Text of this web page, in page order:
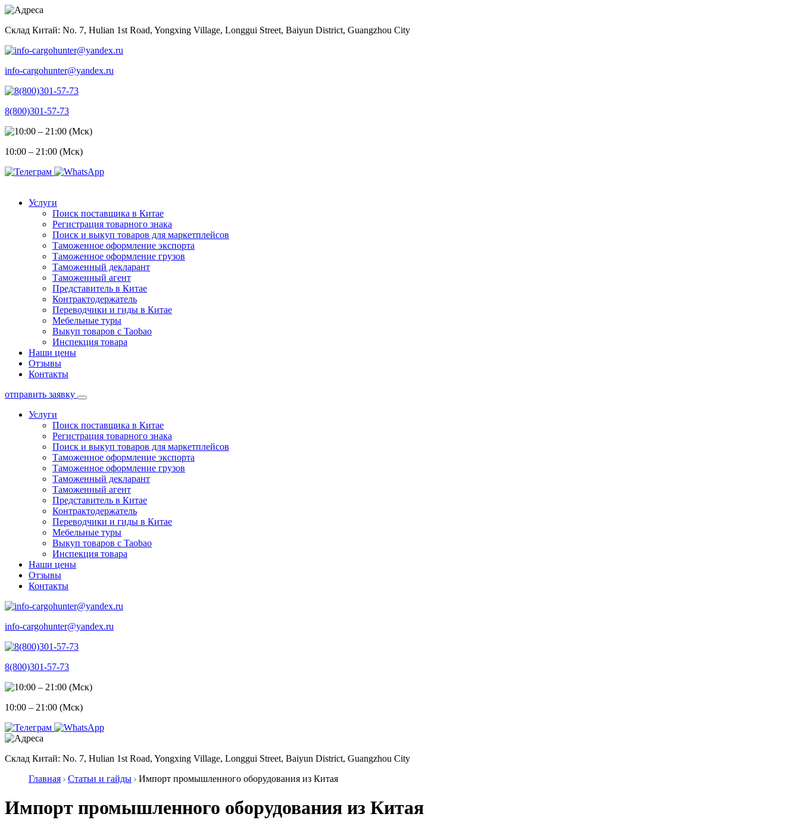
Skip
content
Склад Китай: No. 7, Hulian 1st Road, Yongxing Village, Longgui Street, Baiyun District, Guangzhou City
info-cargohunter@yandex.ru
8(800)301-57-73
10:00 – 21:00 (Мск)
Услуги
Поиск поставщика в Китае
Регистрация товарного знака
Поиск и выкуп товаров для маркетплейсов
Таможенное оформление экспорта
Таможенное оформление грузов
Таможенный декларант
Таможенный агент
Представитель в Китае
Контрактодержатель
Переводчики и гиды в Китае
Мебельные туры
Выкуп товаров с Taobao
Инспекция товара
Наши цены
Отзывы
Контакты
отправить заявку
Услуги
Поиск поставщика в Китае
Регистрация товарного знака
Поиск и выкуп товаров для маркетплейсов
Таможенное оформление экспорта
Таможенное оформление грузов
Таможенный декларант
Таможенный агент
Представитель в Китае
Контрактодержатель
Переводчики и гиды в Китае
Мебельные туры
Выкуп товаров с Taobao
Инспекция товара
Наши цены
Отзывы
Контакты
info-cargohunter@yandex.ru
8(800)301-57-73
10:00 – 21:00 (Мск)
Склад Китай: No. 7, Hulian 1st Road, Yongxing Village, Longgui Street, Baiyun District, Guangzhou City
Главная
Статьи и гайды Импорт промышленного оборудования из Китая
Импорт промышленного оборудования из Китая